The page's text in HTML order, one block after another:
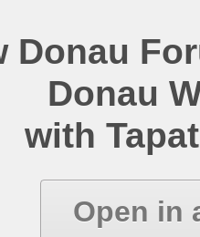
Donau
Donau
with
Open in